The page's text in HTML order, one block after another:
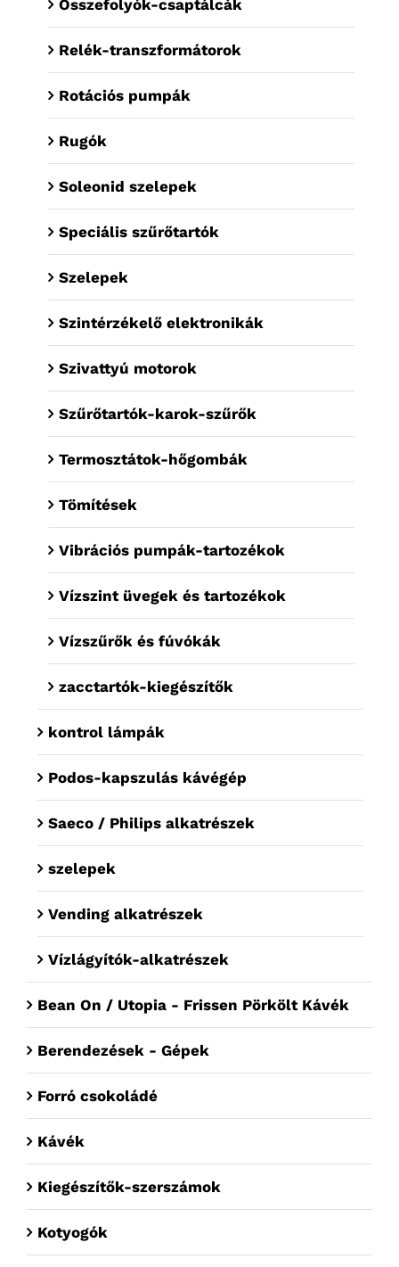
Összefolyók-csaptálcák
Relék-transzformátorok
Rotációs pumpák
Rugók
Soleonid szelepek
Speciális szűrőtartók
Szelepek
Szintérzékelő elektronikák
Szivattyú motorok
Szűrőtartók-karok-szűrők
Termosztátok-hőgombák
Tömítések
Vibrációs pumpák-tartozékok
Vízszint üvegek és tartozékok
Vízszűrők és fúvókák
zacctartók-kiegészítők
kontrol lámpák
Podos-kapszulás kávégép
Saeco / Philips alkatrészek
szelepek
Vending alkatrészek
Vízlágyítók-alkatrészek
Bean On / Utopia - Frissen Pörkölt Kávék
Berendezések - Gépek
Forró csokoládé
Kávék
Kiegészítők-szerszámok
Kotyogók